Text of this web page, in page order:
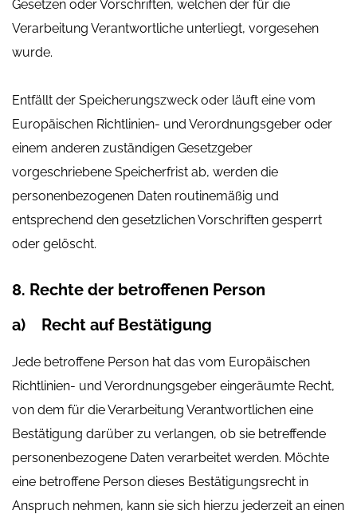
Gesetzen oder Vorschriften, welchen der für die
Verarbeitung Verantwortliche unterliegt, vorgesehen
wurde.
Entfällt der Speicherungszweck oder läuft eine vom
Europäischen Richtlinien- und Verordnungsgeber oder
einem anderen zuständigen Gesetzgeber
vorgeschriebene Speicherfrist ab, werden die
personenbezogenen Daten routinemäßig und
entsprechend den gesetzlichen Vorschriften gesperrt
oder gelöscht.
8. Rechte der betroffenen Person
a) Recht auf Bestätigung
Jede betroffene Person hat das vom Europäischen
Richtlinien- und Verordnungsgeber eingeräumte Recht,
von dem für die Verarbeitung Verantwortlichen eine
Bestätigung darüber zu verlangen, ob sie betreffende
personenbezogene Daten verarbeitet werden. Möchte
eine betroffene Person dieses Bestätigungsrecht in
Anspruch nehmen, kann sie sich hierzu jederzeit an einen